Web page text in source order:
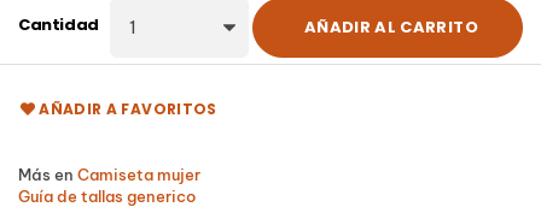
Cantidad AÑADIR AL CARRITO
AÑADIR A FAVORITOS
Más en Camiseta mujer
Guía de tallas generico